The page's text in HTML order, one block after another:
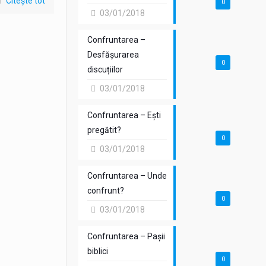
0
03/01/2018
0
Confruntarea –
Desfășurarea
discuțiilor
03/01/2018
0
Confruntarea – Ești
pregătit?
03/01/2018
0
Confruntarea – Unde
confrunt?
03/01/2018
0
Confruntarea – Pașii
biblici